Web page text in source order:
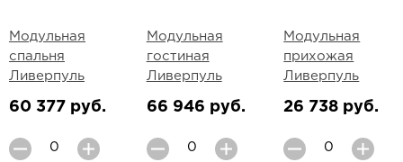
Модульная
спальня
Ливерпуль
60 377 руб.
Модульная
гостиная
Ливерпуль
66 946 руб.
Модульная
прихожая
Ливерпуль
26 738 руб.